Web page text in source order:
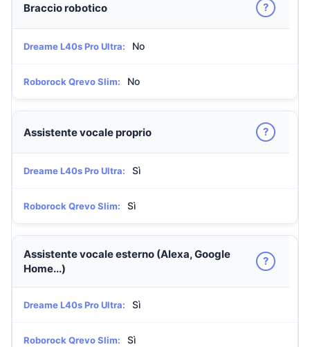
Braccio robotico ?
Dreame L40s Pro Ultra: No
Roborock Qrevo Slim: No
Assistente vocale proprio ?
Dreame L40s Pro Ultra: Sì
Roborock Qrevo Slim: Sì
Assistente vocale esterno (Alexa, Google
Home...)
?
Dreame L40s Pro Ultra: Sì
Roborock Qrevo Slim: Sì